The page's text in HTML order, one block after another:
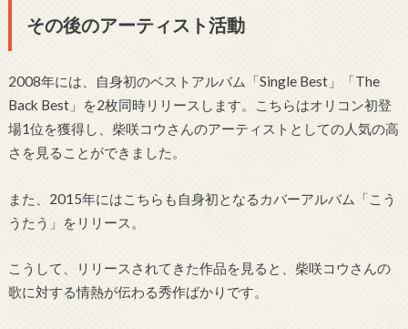
その後のアーティスト活動
2008年には、自身初のベストアルバム「Single Best」「The
Back Best」を2枚同時リリースします。こちらはオリコン初登
場1位を獲得し、柴咲コウさんのアーティストとしての人気の高
さを見ることができました。
また、2015年にはこちらも自身初となるカバーアルバム「こう
うたう」をリリース。
こうして、リリースされてきた作品を見ると、柴咲コウさんの
歌に対する情熱が伝わる秀作ばかりです。